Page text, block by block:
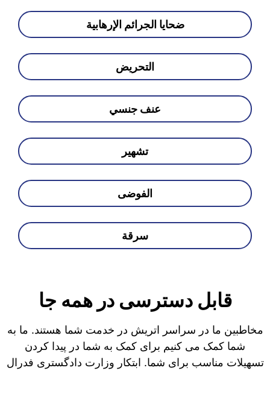
ضحايا الجرائم الإرهابية
التحريض
عنف جنسي
تشهير
الفوضى
سرقة
قابل دسترسی در همه جا
مخاطبین ما در سراسر اتریش در خدمت شما هستند. ما به
شما کمک می کنیم برای کمک به شما در پیدا کردن
تسهیلات مناسب برای شما. ابتکار وزارت دادگستری فدرال